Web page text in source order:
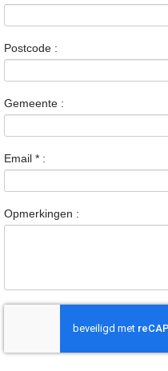
Postcode :
Gemeente :
Email * :
Opmerkingen :